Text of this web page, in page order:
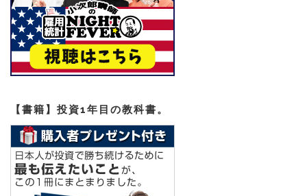
【書籍】投資1年目の教科書。